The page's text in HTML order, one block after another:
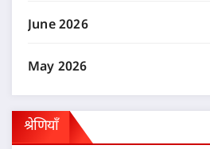
June 2026
May 2026
श्रेणियाँ